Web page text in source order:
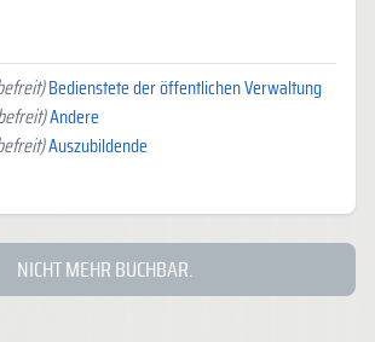
Bedienstete der öffentlichen Verwaltung
Andere
Auszubildende
NICHT MEHR BUCHBAR.